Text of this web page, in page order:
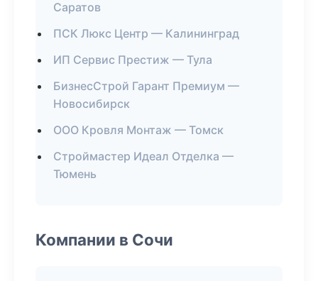
Саратов
ПСК Люкс Центр — Калининград
ИП Сервис Престиж — Тула
БизнесСтрой Гарант Премиум —
Новосибирск
ООО Кровля Монтаж — Томск
Строймастер Идеал Отделка —
Тюмень
Компании в Сочи